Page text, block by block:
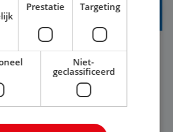
STRATEGY
a strategic leader to define and
social strategy across organic,
channels – creating a single
Prestatie Targeting
Niet-
geclassificeerd